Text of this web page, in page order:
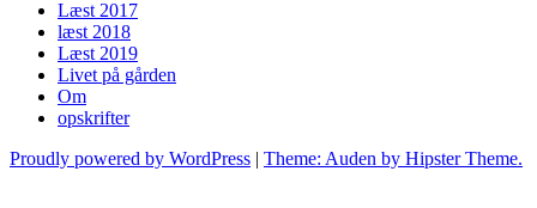
Læst 2017
læst 2018
Læst 2019
Livet på gården
Om
opskrifter
Proudly powered by WordPress | Theme: Auden by Hipster Theme.